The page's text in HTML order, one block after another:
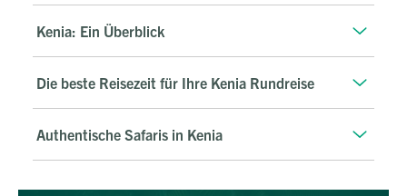
Kenia: Ein Überblick
Die beste Reisezeit für Ihre Kenia Rundreise
Authentische Safaris in Kenia